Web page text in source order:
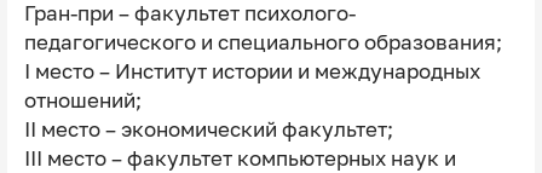
Гран-при – факультет психолого-
педагогического и специального образования;
I место – Институт истории и международных
отношений;
II место – экономический факультет;
III место – факультет компьютерных наук и